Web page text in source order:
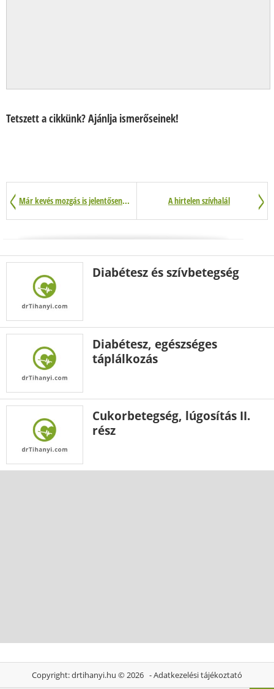
Tetszett a cikkünk? Ajánlja ismerőseinek!
Már kevés mozgás is jelentősen csökkentheti a szívbetegség kockázatát A hirtelen szívhalál
Diabétesz és szívbetegség
Diabétesz, egészséges
táplálkozás
Cukorbetegség, lúgosítás II.
rész
Copyright:drtihanyi.hu © 2026 -Adatkezelési tájékoztató